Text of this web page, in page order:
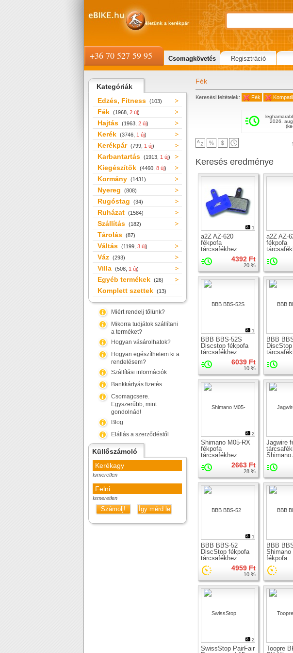
Kategóriák
Edzés, Fitness (103)
Fék (1968, 2 új)
Hajtás (1963, 2 új)
Kerék (3746, 1 új)
Kerékpár (799, 1 új)
Karbantartás (1913, 1 új)
Kiegészítők (4460, 8 új)
Kormány (1431)
Nyereg (808)
Rugóstag (34)
Ruházat (1584)
Szállítás (182)
Tárolás (87)
Váltás (1199, 3 új)
Váz (293)
Villa (508, 1 új)
Egyéb termékek (26)
Komplett szettek (13)
Miért rendelj tőlünk?
Mikorra tudjátok szállítani
a terméket?
Hogyan vásárolhatok?
Hogyan egészíthetem ki a
rendelésem?
Szállítási információk
Bankkártyás fizetés
Csomagcsere.
Egyszerűbb, mint
gondolnád!
Blog
Elállás a szerződéstől
Küllőszámoló
Kerékagy
Ismeretlen
Felni
Ismeretlen
Számolj! Így mérd le
Fék
Keresési feltételek: Fék
2026.
Keresés eredménye
1
a2Z AZ-620
fékpofa
tárcsafékhez
4392 Ft
20 %
a2Z AZ-
fékpofa
1
BBB BBS-52S
Discstop fékpofa
tárcsafékhez
6039 Ft
10 %
BBB
2
Shimano M05-RX
fékpofa
tárcsafékhez
2663 Ft
28 %
Jagwire
Shimano
1
BBB BBS-52
DiscStop fékpofa
tárcsafékhez
4959 Ft
10 %
BBB
Shimano
fékpofa
2
SwissStop PairFair
Toopre
+36 70 527 59 95 Csomagkövetés Regisztráció